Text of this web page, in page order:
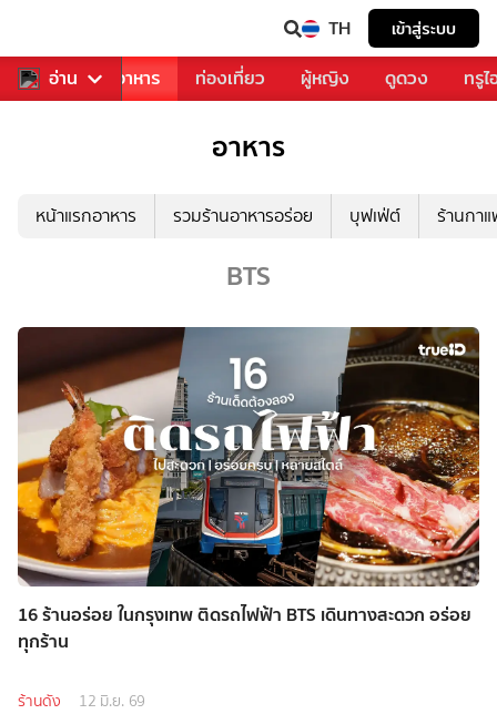
TH เข้าสู่ระบบ
อ่าน
การเพลง อาหาร ท่องเที่ยว ผู้หญิง ดูดวง ทรู
อาหาร
หน้าแรกอาหาร รวมร้านอาหารอร่อย บุฟเฟ่ต์ ร้านกา
BTS
16 ร้านอร่อย ในกรุงเทพ ติดรถไฟฟ้า BTS เดินทางสะดวก อร่อย
ทุกร้าน
ร้านดัง 12 มิ.ย. 69